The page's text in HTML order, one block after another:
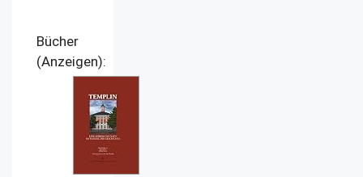
Bücher
(Anzeigen):